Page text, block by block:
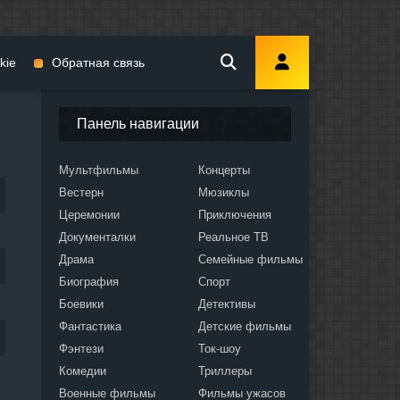
Панель навигации
Мультфильмы
Вестерн
Церемонии
Документалки
Драма
Биография
Боевики
Фантастика
Фэнтези
Комедии
Военные фильмы
Концерты
Мюзиклы
Приключения
Реальное ТВ
Семейные фильмы
Спорт
Детективы
Детские фильмы
Ток-шоу
Триллеры
Фильмы ужасов
Обратная связь